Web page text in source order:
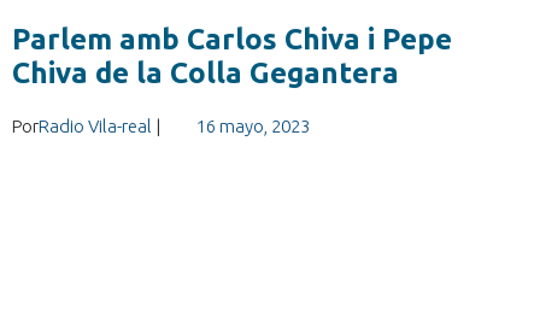
Parlem amb Carlos Chiva i Pepe
Chiva de la Colla Gegantera
PorRadio Vila-real | 16 mayo, 2023